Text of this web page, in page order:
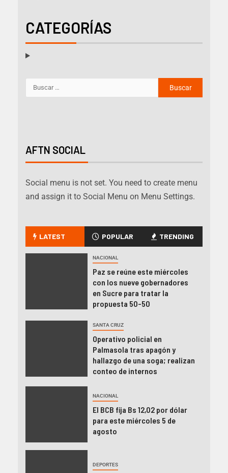
CATEGORÍAS
AFTN SOCIAL
Social menu is not set. You need to create menu
and assign it to Social Menu on Menu Settings.
LATEST POPULAR TRENDING
NACIONAL
Paz se reúne este miércoles
con los nueve gobernadores
en Sucre para tratar la
propuesta 50-50
SANTA CRUZ
Operativo policial en
Palmasola tras apagón y
hallazgo de una soga; realizan
conteo de internos
NACIONAL
El BCB fija Bs 12,02 por dólar
para este miércoles 5 de
agosto
DEPORTES